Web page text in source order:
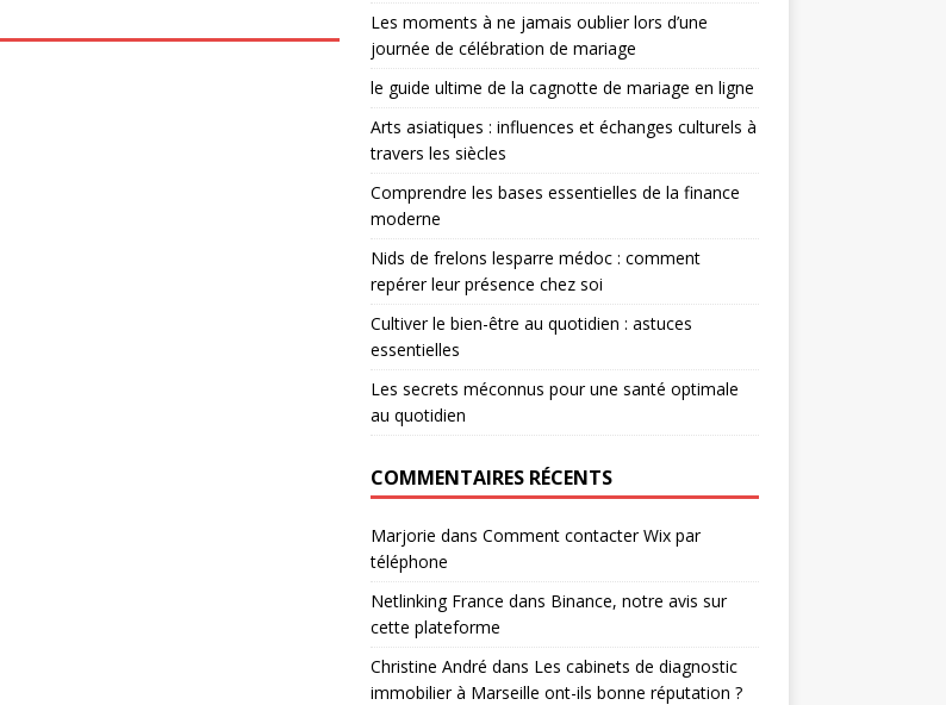
Les moments à ne jamais oublier lors d’une
journée de célébration de mariage
le guide ultime de la cagnotte de mariage en ligne
Arts asiatiques : influences et échanges culturels à
travers les siècles
Comprendre les bases essentielles de la finance
moderne
Nids de frelons lesparre médoc : comment
repérer leur présence chez soi
Cultiver le bien-être au quotidien : astuces
essentielles
Les secrets méconnus pour une santé optimale
au quotidien
COMMENTAIRES RÉCENTS
Marjorie dans Comment contacter Wix par
téléphone
Netlinking France dans Binance, notre avis sur
cette plateforme
Christine André dans Les cabinets de diagnostic
immobilier à Marseille ont-ils bonne réputation ?